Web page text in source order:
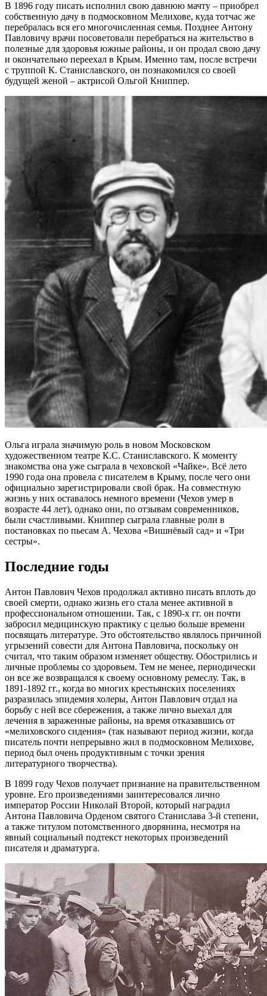
В 1896 году писать исполнил свою давнюю мачту – приобрел
собственную дачу в подмосковном Мелихове, куда тотчас же
перебралась вся его многочисленная семья. Позднее Антону
Павловичу врачи посоветовали перебраться на жительство в
полезные для здоровья южные районы, и он продал свою дачу
и окончательно переехал в Крым. Именно там, после встречи
с труппой К. Станиславского, он познакомился со своей
будущей женой – актрисой Ольгой Книппер.
Ольга играла значимую роль в новом Московском
художественном театре К.С. Станиславского. К моменту
знакомства она уже сыграла в чеховской «Чайке». Всё лето
1990 года она провела с писателем в Крыму, после чего они
официально зарегистрировали свой брак. На совместную
жизнь у них оставалось немного времени (Чехов умер в
возрасте 44 лет), однако они, по отзывам современников,
были счастливыми. Книппер сыграла главные роли в
постановках по пьесам А. Чехова «Вишнёвый сад» и «Три
сестры».
Последние годы
Антон Павлович Чехов продолжал активно писать вплоть до
своей смерти, однако жизнь его стала менее активной в
профессиональном отношении. Так, с 1890-х гг. он почти
забросил медицинскую практику с целью больше времени
посвящать литературе. Это обстоятельство являлось причиной
угрызений совести для Антона Павловича, поскольку он
считал, что таким образом изменяет обществу. Обострились и
личные проблемы со здоровьем. Тем не менее, периодически
он все же возвращался к своему основному ремеслу. Так, в
1891-1892 гг., когда во многих крестьянских поселениях
разразилась эпидемия холеры, Антон Павлович отдал на
борьбу с ней все сбережения, а также лично выехал для
лечения в зараженные районы, на время отказавшись от
«мелиховского сидения» (так называют период жизни, когда
писатель почти непрерывно жил в подмосковном Мелихове,
период был очень продуктивным с точки зрения
литературного творчества).
В 1899 году Чехов получает признание на правительственном
уровне. Его произведениями заинтересовался лично
император России Николай Второй, который наградил
Антона Павловича Орденом святого Станислава 3-й степени,
а также титулом потомственного дворянина, несмотря на
явный социальный подтекст некоторых произведений
писателя и драматурга.